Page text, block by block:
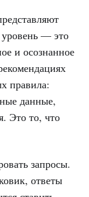
— это
и осознанное
правила:
данные,
Это то, что
запросы.
ответы